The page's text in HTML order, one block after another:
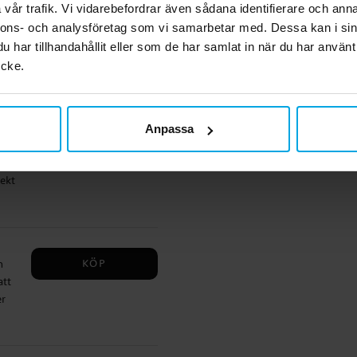
trafik. Vi vidarebefordrar även sådana identifierare och
och analysföretag som vi samarbetar med. Dessa kan i
har tillhandahållit eller som de har samlat in när du har
Anpassa
17
en
KÖP
KÖP